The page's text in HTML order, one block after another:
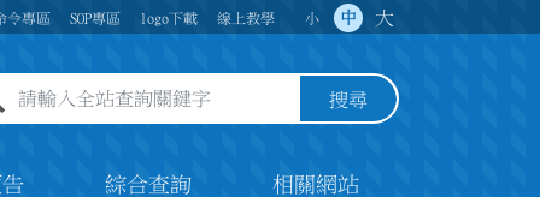
令專區 SOP專區 logo下載 線上教學 小 中 大
全站查詢關鍵字欄位 搜尋
綜合查詢 相關網站